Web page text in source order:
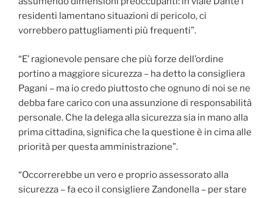
residenti lamentano situazioni di pericolo, ci
vorrebbero pattugliamenti più frequenti”.
“E’ ragionevole pensare che più forze dell’ordine
portino a maggiore sicurezza – ha detto la consigliera
Pagani – ma io credo piuttosto che ognuno di noi se ne
debba fare carico con una assunzione di responsabilità
personale. Che la delega alla sicurezza sia in mano alla
prima cittadina, significa che la questione è in cima alle
priorità per questa amministrazione”.
“Occorrerebbe un vero e proprio assessorato alla
sicurezza – fa eco il consigliere Zandonella – per stare